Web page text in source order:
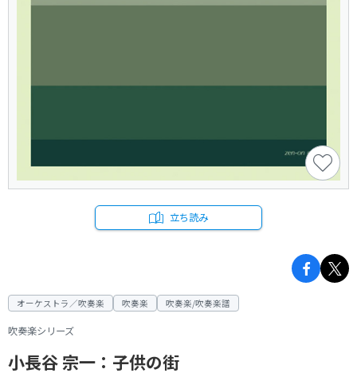
立ち読み
オーケストラ／吹奏楽 吹奏楽 吹奏楽/吹奏楽譜
吹奏楽シリーズ
小長谷 宗一：子供の街